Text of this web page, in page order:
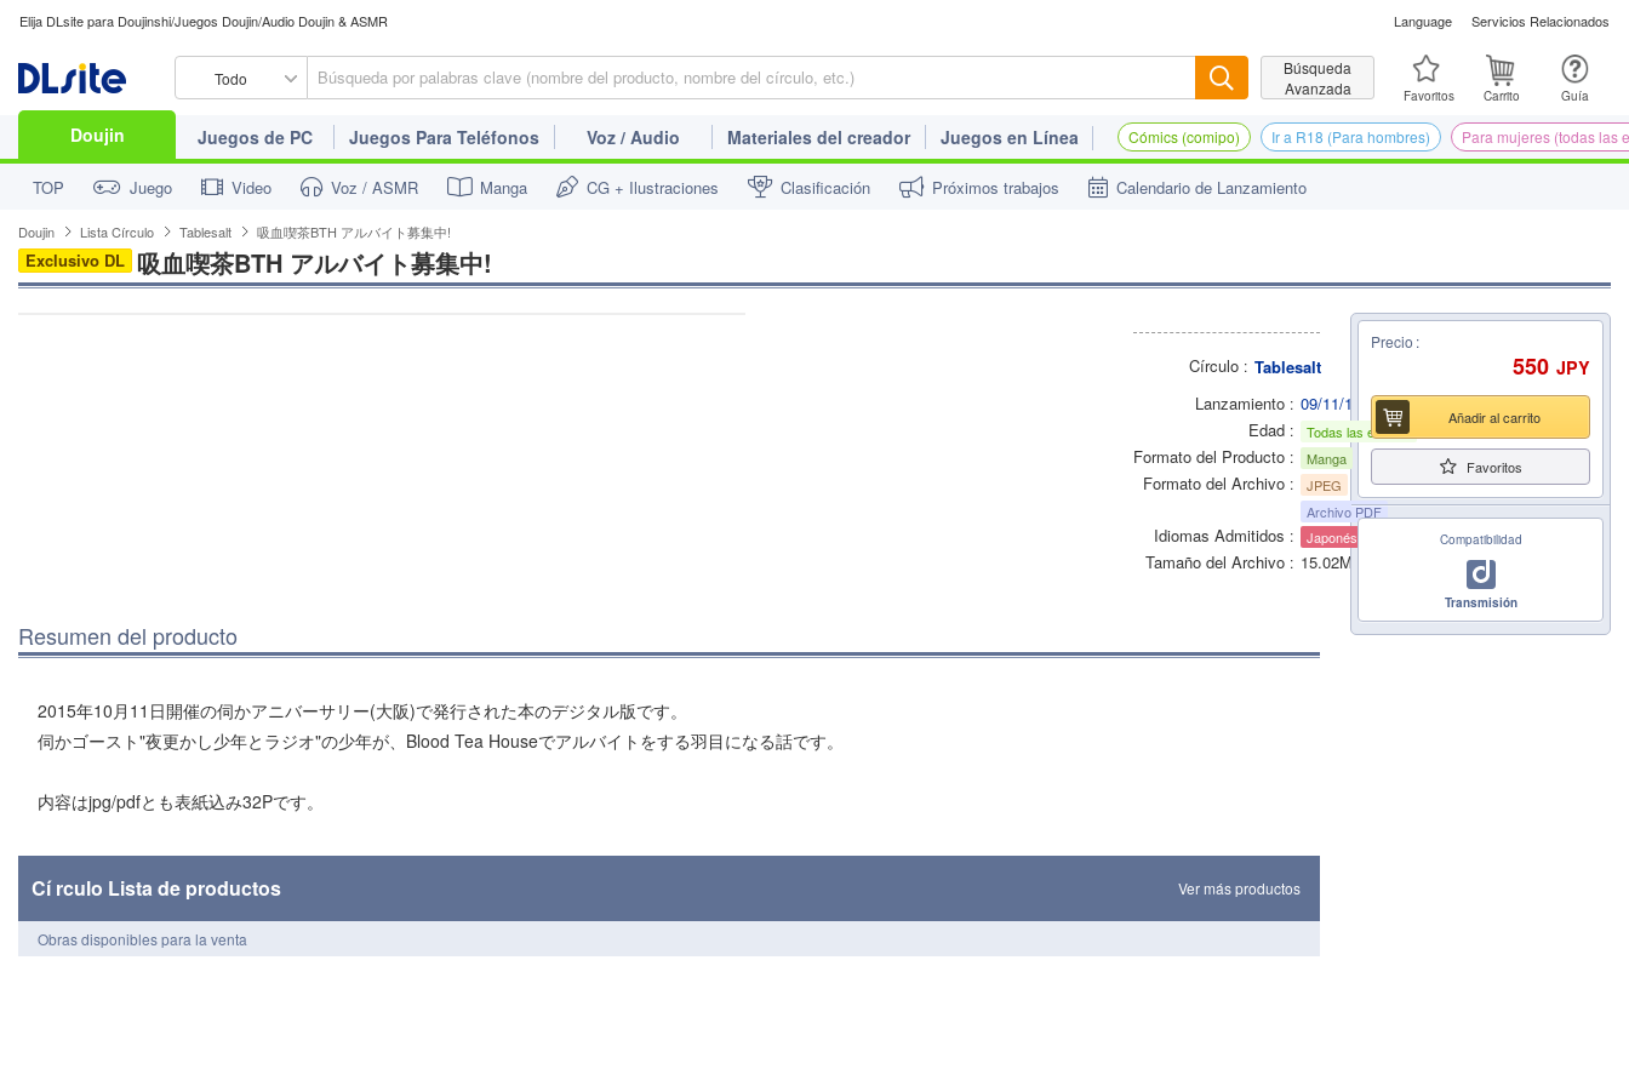
Elija DLsite para Doujinshi/Juegos Doujin/Audio Doujin & ASMR Language Servicios Relacionados
Todo BuscarBúsqueda
Avanzada
Favoritos Carrito Guía
Doujin Juegos de PC Juegos Para Teléfonos Voz / Audio Materiales del creador Juegos en Línea Cómics (comipo) Ir a R18 (Para hombres) Para mujeres (todas las
TOP Juego Video Voz / ASMR Manga CG + Ilustraciones Clasificación Próximos trabajos Calendario de Lanzamiento
Doujin Lista Círculo Tablesalt 吸血喫茶BTH アルバイト募集中!
Exclusivo DL 吸血喫茶BTH アルバイト募集中!
Círculo
Tablesalt
Lanzamiento
09/11/18
Edad
Todas las edades
Formato del Producto Manga
Formato del Archivo
JPEG
Archivo PDF
Idiomas Admitidos Japonés
Tamaño del Archivo 15.02MB
Resumen del producto
2015年10月11日開催の伺かアニバーサリー(大阪)で発行された本のデジタル版です。
伺かゴースト"夜更かし少年とラジオ"の少年が、Blood Tea Houseでアルバイトをする羽目になる話です。
内容はjpg/pdfとも表紙込み32Pです。
Cí rculo Lista de productos Ver más productos
Obras disponibles para la venta
Precio
550 JPY
Añadir al carrito
Favoritos
Compatibilidad
Transmisión